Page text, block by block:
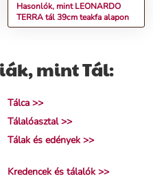
Hasonlók, mint LEONARDO
TERRA tál 39cm teakfa alapon
mint Tál:
Tálca >>
Tálalóasztal >>
Tálak és edények >>
Kredencek és tálalók >>